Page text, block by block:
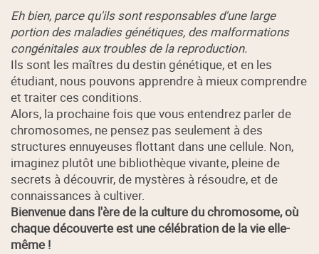
Eh bien, parce qu'ils sont responsables d'une large
portion des maladies génétiques, des malformations
congénitales aux troubles de la reproduction.
Ils sont les maîtres du destin génétique, et en les
étudiant, nous pouvons apprendre à mieux comprendre
et traiter ces conditions.
Alors, la prochaine fois que vous entendrez parler de
chromosomes, ne pensez pas seulement à des
structures ennuyeuses flottant dans une cellule. Non,
imaginez plutôt une bibliothèque vivante, pleine de
secrets à découvrir, de mystères à résoudre, et de
connaissances à cultiver.
Bienvenue dans l'ère de la culture du chromosome, où
chaque découverte est une célébration de la vie elle-
même !